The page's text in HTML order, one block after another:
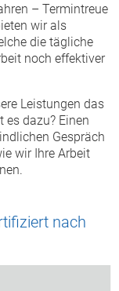
– Termintreue
wir als
die tägliche
noch effektiver
Leistungen das
es dazu? Einen
Gespräch
wir Ihre Arbeit
nach